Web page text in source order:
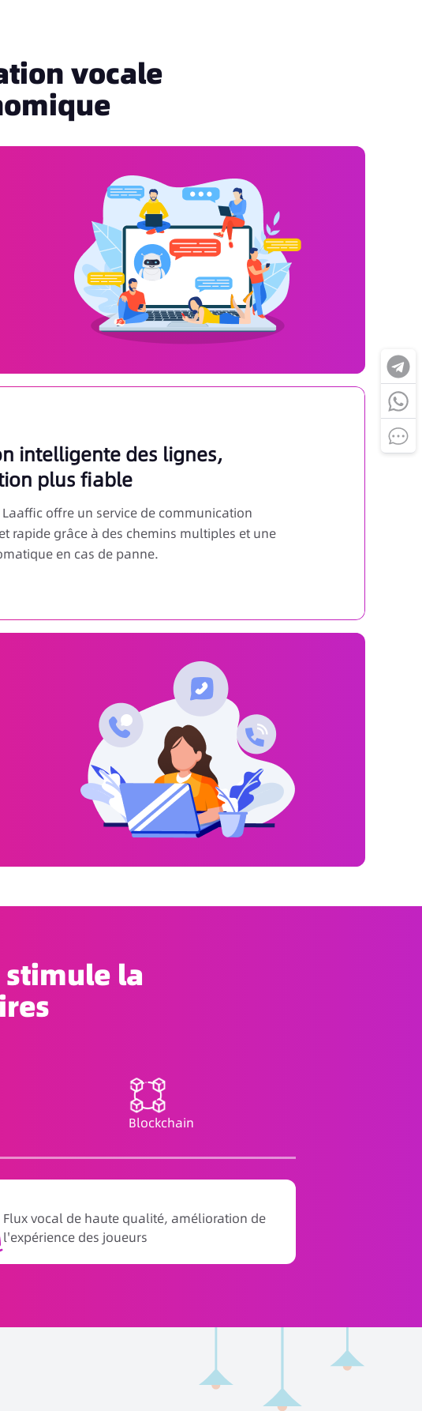
vocale
intelligente des lignes,
plus fiable
Laaffic offre un service de communication
rapide grâce à des chemins multiples et une
en cas de panne.
stimule la
Blockchain
Flux vocal de haute qualité, amélioration de
l'expérience des joueurs